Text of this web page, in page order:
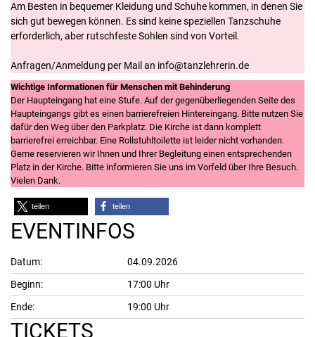
Am Besten in bequemer Kleidung und Schuhe kommen, in denen Sie
sich gut bewegen können. Es sind keine speziellen Tanzschuhe
erforderlich, aber rutschfeste Sohlen sind von Vorteil.
Anfragen/Anmeldung per Mail an info@tanzlehrerin.de
Wichtige Informationen für Menschen mit Behinderung
Der Haupteingang hat eine Stufe. Auf der gegenüberliegenden Seite des
Haupteingangs gibt es einen barrierefreien Hintereingang. Bitte nutzen Sie
dafür den Weg über den Parkplatz. Die Kirche ist dann komplett
barrierefrei erreichbar. Eine Rollstuhltoilette ist leider nicht vorhanden.
Gerne reservieren wir Ihnen und Ihrer Begleitung einen entsprechenden
Platz in der Kirche. Bitte informieren Sie uns im Vorfeld über Ihre Besuch.
Vielen Dank.
teilen teilen
EVENTINFOS
Datum:
04.09.2026
Beginn:
17:00 Uhr
Ende:
19:00 Uhr
TICKETS